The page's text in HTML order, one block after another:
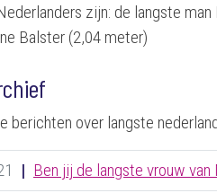
zijn: de langste
Balster (2,04 meter)
berichten over langste
| Ben jij de langste vrouw van